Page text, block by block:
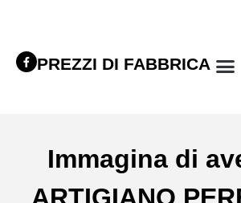
PREZZI DI FABBRICA
Immagina di
ARTIGIANO